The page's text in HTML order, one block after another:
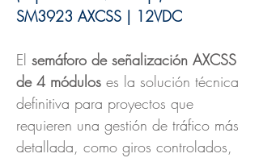
SM3923 AXCSS | 12VDC
El semáforo de señalización AXCSS
de 4 módulos es la solución técnica
definitiva para proyectos que
requieren una gestión de tráfico más
detallada, como giros controlados,